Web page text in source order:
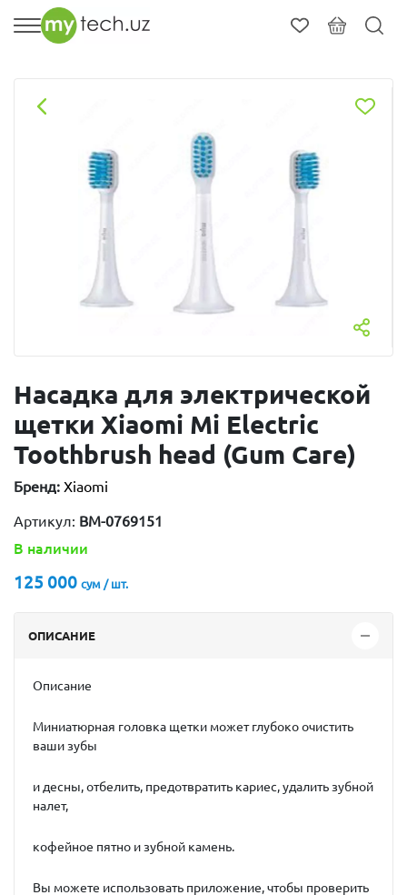
Насадка для электрической
щетки Xiaomi Mi Electric
Toothbrush head (Gum Care)
Бренд: Xiaomi
Артикул: BM-0769151
В наличии
125 000 сум / шт.
ОПИСАНИЕ
Описание
Миниатюрная головка щетки может глубоко очистить
ваши зубы
и десны, отбелить, предотвратить кариес, удалить зубной
налет,
кофейное пятно и зубной камень.
Вы можете использовать приложение, чтобы проверить